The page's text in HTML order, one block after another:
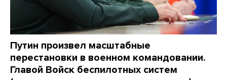
Путин произвел масштабные
перестановки в военном командовании.
Главой Войск беспилотных систем